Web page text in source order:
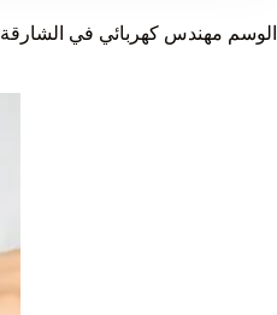
الوسم مهندس كهربائي في الشارقة